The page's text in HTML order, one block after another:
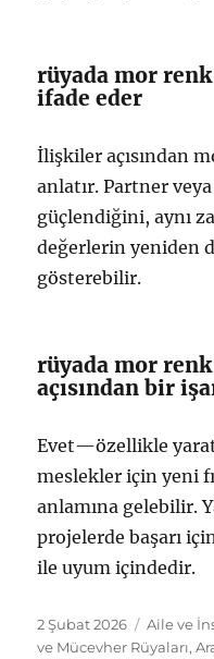
rüyada mor
ifade eder
İlişkiler açısından
anlatır. Partner
güçlendiğini, aynı
değerlerin yeniden
gösterebilir.
rüyada mor
açısından bir
Evet—özellikle
meslekler için yeni
anlamına gelebilir.
projelerde başarı
ile uyum içindedir.
Yayın
tarihi
2 Şubat 2026 Aile ve
ve Mücevher Rüyaları,